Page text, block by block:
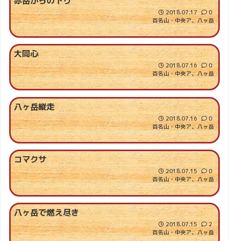
2018.07.17
0
百名山・中央ア、八ヶ岳
大同心
2018.07.16
0
百名山・中央ア、八ヶ岳
八ヶ岳縦走
2018.07.16
0
百名山・中央ア、八ヶ岳
コマクサ
2018.07.15
0
百名山・中央ア、八ヶ岳
八ヶ岳で燃え尽き
2018.07.15
2
百名山・中央ア、八ヶ岳